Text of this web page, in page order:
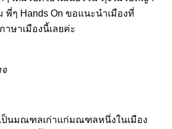
พี่ๆ Hands On ขอแนะนำเมืองที่
าษาเมืองนี้เลยค่ะ
เป็นมณฑลเก่าแก่มณฑลหนึ่งในเมือง